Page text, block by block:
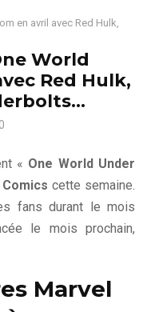
en avril avec Red Hulk,
World
Red Hulk,
0
« One World Under
cette semaine.
fans durant le mois
le mois prochain,
Marvel